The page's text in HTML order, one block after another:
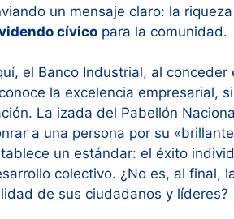
un mensaje claro: la
cívico para la comunidad.
el Banco Industrial, al
la excelencia empresarial,
La izada del Pabellón
a una persona por su
un estándar: el éxito
colectivo. ¿No es, al final,
de sus ciudadanos y líderes?